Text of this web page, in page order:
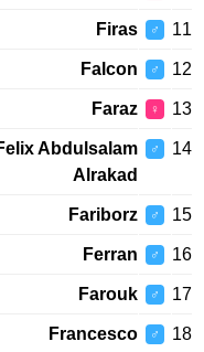
♂
Firas
♂
Falcon
♀
Faraz
♂
Felix Abdulsalam
Alrakad
♂
Fariborz
♂
Ferran
♂
Farouk
♂
Francesco